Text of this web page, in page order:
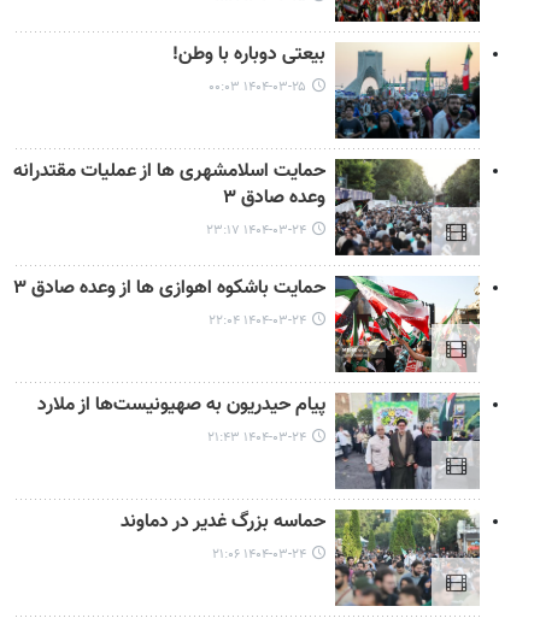
میدان آزادی برگزار می‌شود. برنامه‌هایی از قبیل اطعام، برپایی سرود و مولودی،
کاروان‌های شادی، غرفه‌های فرهنگی و سخنرانی و پویش نذر اسباب‌بازی برای نقاط
محروم از برنامه‌های این جشن است.بیعتی دوباره با وطن!
۱۴۰۴-۰۳-۲۵ ۰۰:۰۳
حمایت اسلامشهری ها از عملیات مقتدرانه
وعده صادق ۳
۱۴۰۴-۰۳-۲۴ ۲۳:۱۷
حمایت باشکوه اهوازی ها از وعده صادق ۳
۱۴۰۴-۰۳-۲۴ ۲۲:۰۴
پیام حیدریون به صهیونیست‌ها از ملارد
۱۴۰۴-۰۳-۲۴ ۲۱:۴۳
حماسه بزرگ غدیر در دماوند
۱۴۰۴-۰۳-۲۴ ۲۱:۰۶